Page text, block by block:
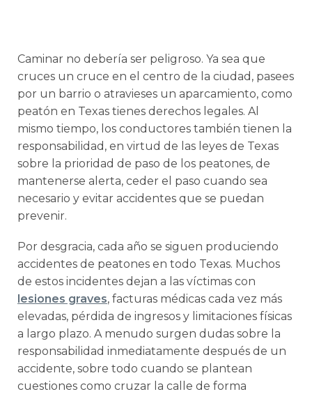
Caminar no debería ser peligroso. Ya sea que
cruces un cruce en el centro de la ciudad, pasees
por un barrio o atravieses un aparcamiento, como
peatón en Texas tienes derechos legales. Al
mismo tiempo, los conductores también tienen la
responsabilidad, en virtud de las leyes de Texas
sobre la prioridad de paso de los peatones, de
mantenerse alerta, ceder el paso cuando sea
necesario y evitar accidentes que se puedan
prevenir.
Por desgracia, cada año se siguen produciendo
accidentes de peatones en todo Texas. Muchos
de estos incidentes dejan a las víctimas con
lesiones graves, facturas médicas cada vez más
elevadas, pérdida de ingresos y limitaciones físicas
a largo plazo. A menudo surgen dudas sobre la
responsabilidad inmediatamente después de un
accidente, sobre todo cuando se plantean
cuestiones como cruzar la calle de forma